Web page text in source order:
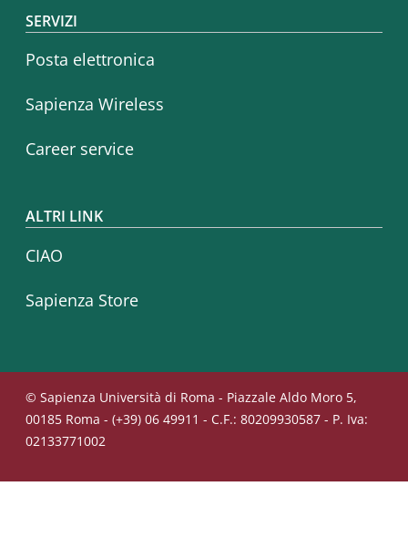
SERVIZI
Posta elettronica
Sapienza Wireless
Career service
ALTRI LINK
CIAO
Sapienza Store
© Sapienza Università di Roma - Piazzale Aldo Moro 5,
00185 Roma - (+39) 06 49911 - C.F.: 80209930587 - P. Iva:
02133771002